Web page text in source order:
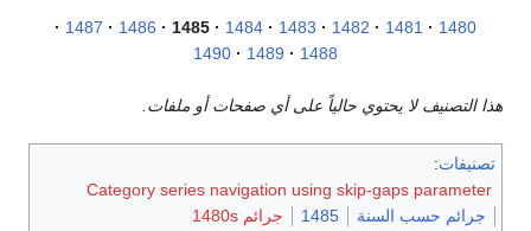
1480
1481
1482
1483
1484
1485
1486
1487
1488
1489
1490
هذا التصنيف لا يحتوي حالياً على أي صفحات أو ملفات.
تصنيفات:
Category series navigation using skip-gaps parameter
جرائم حسب السنة
1485
جرائم 1480s